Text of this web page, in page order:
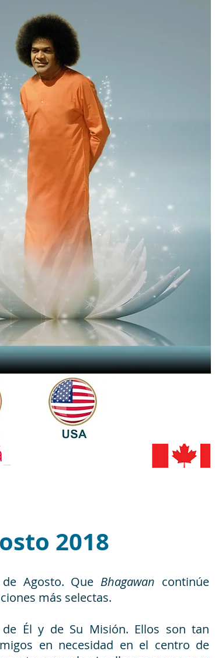
2018
Agosto. Que Bhagawan continúe
más selectas.
Él y de Su Misión. Ellos son tan
en necesidad en el centro de